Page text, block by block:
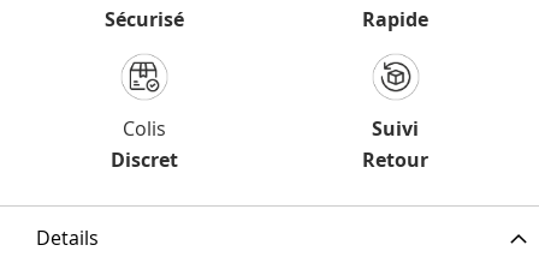
Sécurisé
Rapide
Colis
Discret
Suivi
Retour
Details